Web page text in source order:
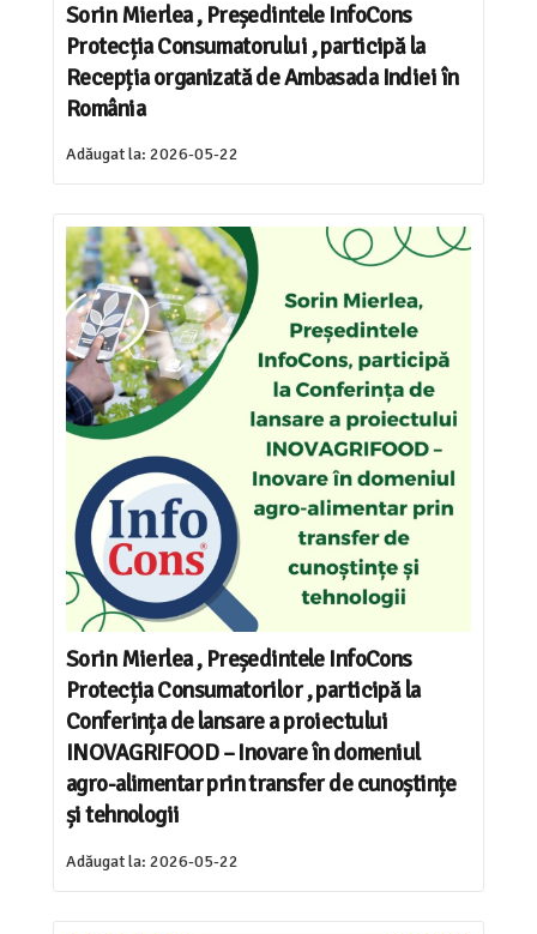
Sorin Mierlea , Președintele InfoCons
Protecția Consumatorului , participă la
Recepția organizată de Ambasada Indiei în
România
Adăugat la: 2026-05-22
Sorin Mierlea , Președintele InfoCons
Protecția Consumatorilor , participă la
Conferința de lansare a proiectului
INOVAGRIFOOD – Inovare în domeniul
agro-alimentar prin transfer de cunoștințe
și tehnologii
Adăugat la: 2026-05-22